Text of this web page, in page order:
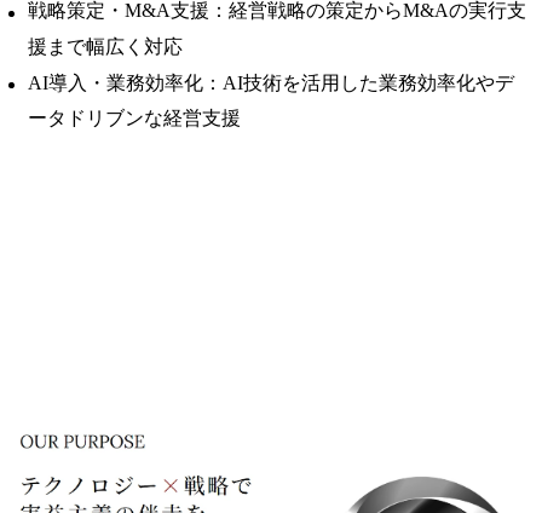
戦略策定・M&A支援：経営戦略の策定からM&Aの実行支
援まで幅広く対応
AI導入・業務効率化：AI技術を活用した業務効率化やデ
ータドリブンな経営支援